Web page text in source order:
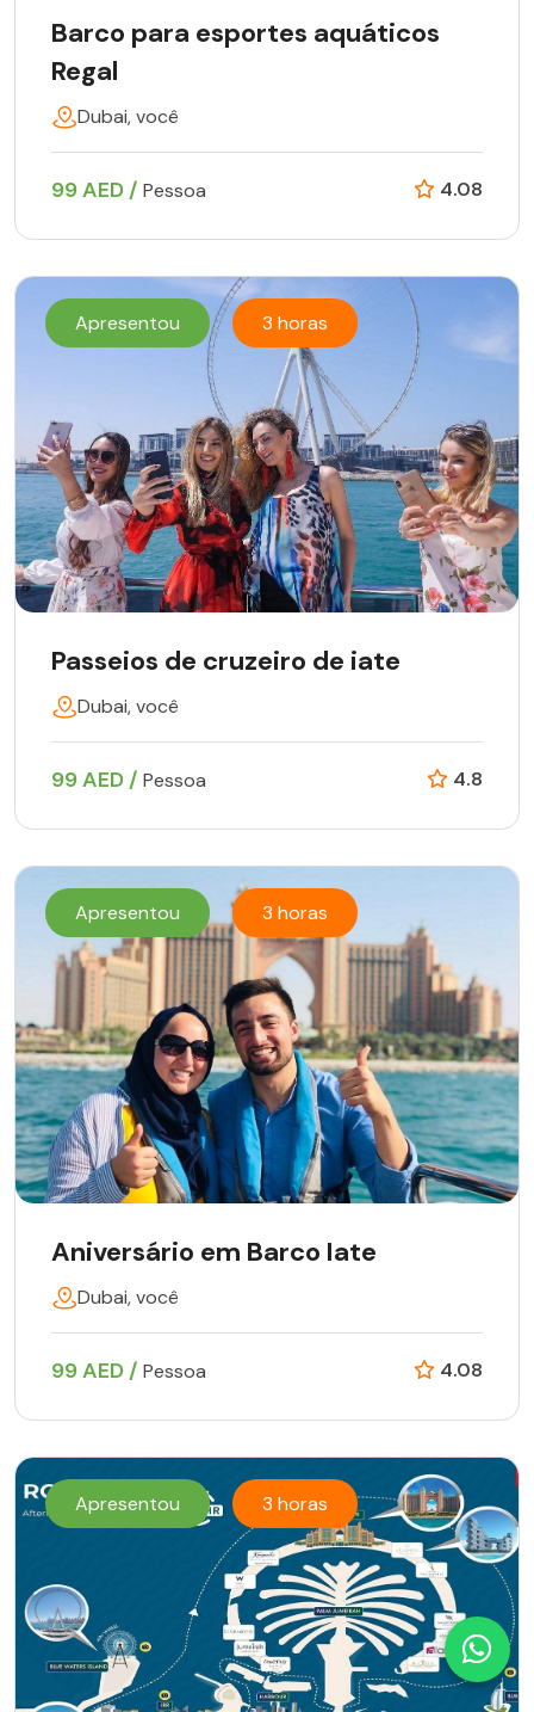
Barco para esportes aquáticos
Regal
Dubai, você
99 AED / Pessoa 4.08
Apresentou 3 horas
Passeios de cruzeiro de iate
Dubai, você
99 AED / Pessoa 4.8
Apresentou 3 horas
Aniversário em Barco Iate
Dubai, você
99 AED / Pessoa 4.08
Apresentou 3 horas